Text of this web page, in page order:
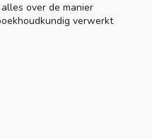
over de manier
verwerkt